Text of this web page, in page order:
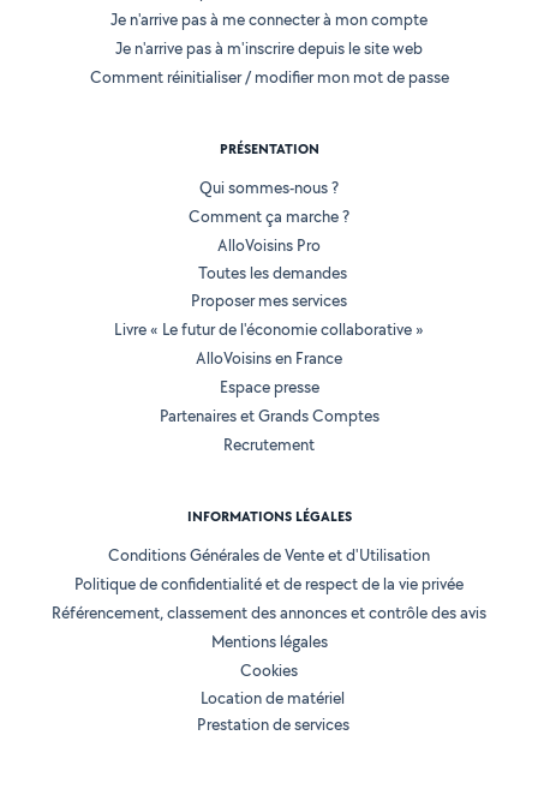
Je n'arrive pas à me connecter à mon compte
Je n'arrive pas à m'inscrire depuis le site web
Comment réinitialiser / modifier mon mot de passe
PRÉSENTATION
Qui sommes-nous ?
Comment ça marche ?
AlloVoisins Pro
Toutes les demandes
Proposer mes services
Livre « Le futur de l'économie collaborative »
AlloVoisins en France
Espace presse
Partenaires et Grands Comptes
Recrutement
INFORMATIONS LÉGALES
Conditions Générales de Vente et d'Utilisation
Politique de confidentialité et de respect de la vie privée
Référencement, classement des annonces et contrôle des avis
Mentions légales
Cookies
Location de matériel
Prestation de services